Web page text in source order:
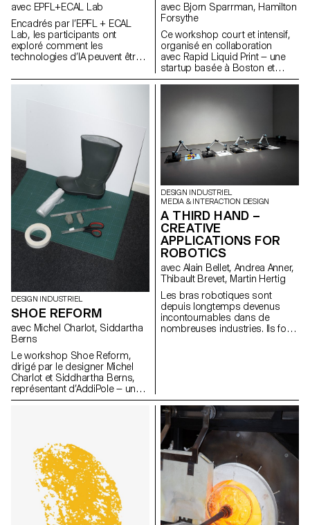
avec EPFL+ECAL Lab
Encadrés par l’EPFL + ECAL
Lab, les participants ont
exploré comment les
technologies d’IA peuvent être
produits pour améliorer la
fondements théoriques de l’IA
tout en expérimentant des
applications pratiques à travers
divers cas d’usage.
avec Bjorn Sparrman, Hamilton
Forsythe
Ce workshop court et intensif,
organisé en collaboration
avec Rapid Liquid Print — une
startup basée à Boston et
issue du Self-Assembly Lab du
fondements de l’Embedded 3D
Printing, en questionnant de
poétique ce qu’est une courbe,
une surface ou un volume
épaissi lorsqu’il passe du
monde numérique à la réalité
DESIGN INDUSTRIEL
SHOE REFORM
avec Michel Charlot, Siddartha
Berns
Le workshop Shoe Reform,
dirigé par le designer Michel
Charlot et Siddhartha Berns,
représentant d’AddiPole — un
hub dédié au reverse
exploration innovante des
technologies de numérisation
3D, en collaboration avec le
Technopôle Sainte-Croix.
DESIGN INDUSTRIEL
MEDIA & INTERACTION DESIGN
A THIRD HAND –
CREATIVE
APPLICATIONS FOR
ROBOTICS
avec Alain Bellet, Andrea Anner,
Thibault Brevet, Martin Hertig
Les bras robotiques sont
depuis longtemps devenus
incontournables dans de
nombreuses industries. Ils font
cela notamment en raison d'un
manque évident de ressources
de référence adaptées à cette
communauté. Il en va de même
au sein des écoles d’art et de
design qui investissent de plus
en plus souvent dans ce type
d’équipement sans pour autant
avoir les ressources pour les
exploiter. Ce projet de
recherche se base sur des cas